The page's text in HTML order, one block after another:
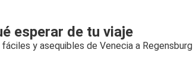
esperar de tu viaje
y asequibles de Venecia a Regensburg